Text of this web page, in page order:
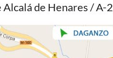
Alcalá de Henares / A-2